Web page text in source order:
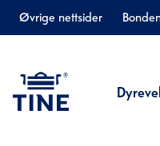
Øvrige nettsider